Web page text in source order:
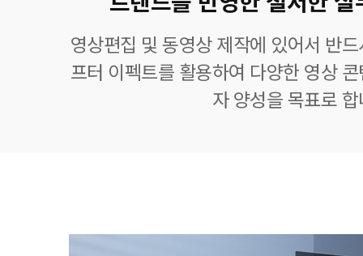
영상편집 및 동영상 제작에 있어서 반
프터 이펙트를 활용하여 다양한 영상
자 양성을 목표로